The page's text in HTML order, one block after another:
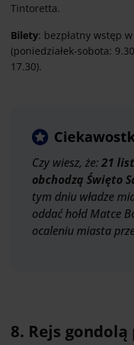
Tintoretta.
Bilety: bezpłatny wstęp
(poniedziałek-sobota:
17.30).
Czy wiesz, że:21
obchodzą Święto
tym dniu władze
oddać hołd Matce
ocaleniu miasta
8. Rejs gondolą